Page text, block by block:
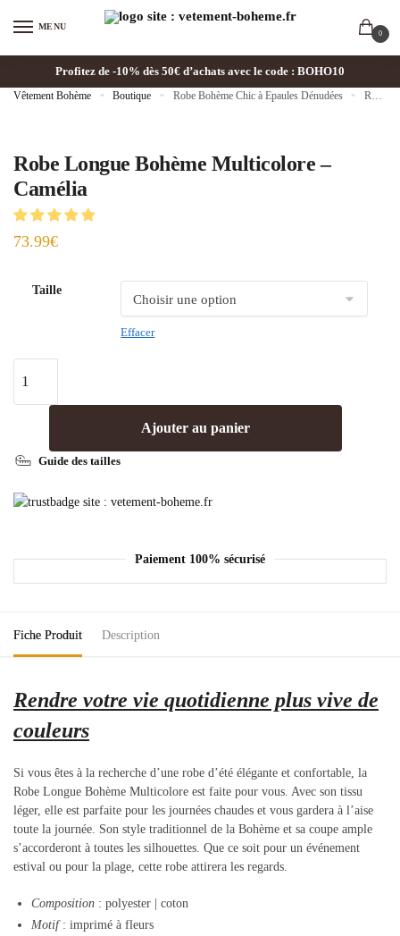
MENU
0
Profitez de -10% dès 50€ d’achats avec le code : BOHO10
Vêtement Bohème » Boutique » Robe Bohème Chic à Epaules Dénudées » Robe Longue Bohème Multicolore – Camélia
Robe Longue Bohème Multicolore –
Camélia
73.99€
Taille
Effacer
Ajouter au panier
Guide des tailles
Paiement 100% sécurisé
Fiche Produit Description
Rendre votre vie quotidienne plus vive de
couleurs
Si vous êtes à la recherche d’une robe d’été élégante et confortable, la
Robe Longue Bohème Multicolore est faite pour vous. Avec son tissu
léger, elle est parfaite pour les journées chaudes et vous gardera à l’aise
toute la journée. Son style traditionnel de la Bohème et sa coupe ample
s’accorderont à toutes les silhouettes. Que ce soit pour un événement
estival ou pour la plage, cette robe attirera les regards.
Composition : polyester | coton
Motif: imprimé à fleurs